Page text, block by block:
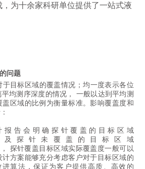
为十余家科研单位提供了一站式液
问题
目标区域的覆盖情况；均一度表示各位
均测序深度的情况， 一般以达到平均测
区域的比例为衡量标准。影响覆盖度和
报告会明确探针覆盖的目标区域
）及探针未覆盖的目标区域
探针覆盖目标区域实际覆盖度一般可以
方案能够充分考虑客户对于目标区域的
算法，保证为客户提供高质、高效的